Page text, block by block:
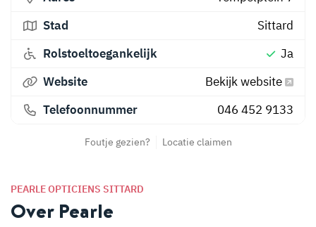
PEARLE OPTICIENS SITTARD
Over Pearle
Stad
Sittard
Rolstoeltoegankelijk
Ja
Website
Bekijk website
Telefoonnummer
046 452 9133
Foutje gezien? Locatie claimen